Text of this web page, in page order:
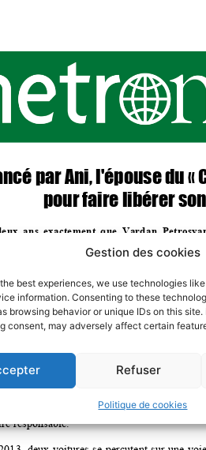
Gestion des cookies
best experiences, we use technologies
information. Consenting to these
browsing behavior or unique IDs on this
consent, may adversely affect certain
Refuser
Politique de cookies